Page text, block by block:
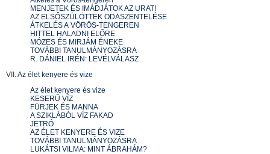
MENJETEK ÉS IMÁDJÁTOK AZ URAT!
AZ ELSŐSZÜLÖTTEK ODASZENTELÉSE
ÁTKELÉS A VÖRÖS-TENGEREN
HITTEL HALADNI ELŐRE
MÓZES ÉS MIRJÁM ÉNEKE
TOVÁBBI TANULMÁNYOZÁSRA
R. DÁNIEL IRÉN: LEVÉLVÁLASZ
VII.Az élet kenyere és vize
Az élet kenyere és vize
KESERŰ VÍZ
FÜRJEK ÉS MANNA
A SZIKLÁBÓL VÍZ FAKAD
JETRÓ
AZ ÉLET KENYERE ÉS VIZE
TOVÁBBI TANULMÁNYOZÁSRA
LUKÁTSI VILMA: MINT ÁBRAHÁM?